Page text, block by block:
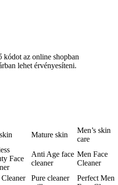
kódot az online shopban
lehet érvényesíteni.
Mature skin
Men’s skin
care
Face
Anti Age face
cleaner
Men Face
Cleaner
Cleaner
Pure cleaner
Perfect Men